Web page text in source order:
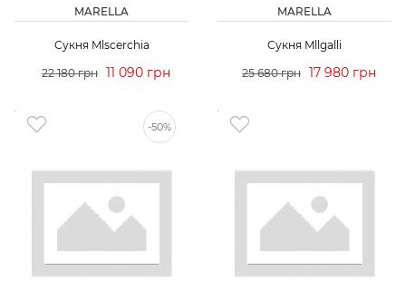
MARELLA
Сукня Mlscerchia
22 180 грн 11 090 грн
MARELLA
Сукня Mllgalli
25 680 грн 17 980 грн
-50%